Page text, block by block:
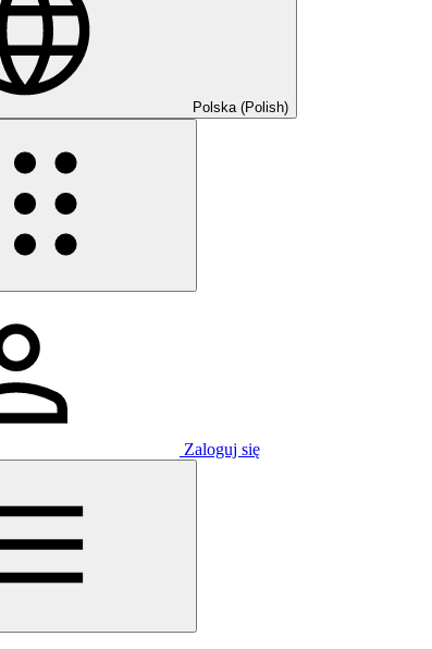
Polska (Polish)
Zaloguj się